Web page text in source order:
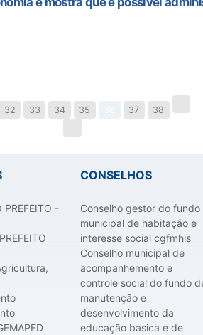
32 33 34 35 37 38
PREFEITO -
CONSELHOS
Conselho gestor do fundo
municipal de habitação e
interesse social cgfmhis
Conselho municipal de
acompanhemento e
controle social do fundo
manutenção e
desenvolvimento da
educação basica e de